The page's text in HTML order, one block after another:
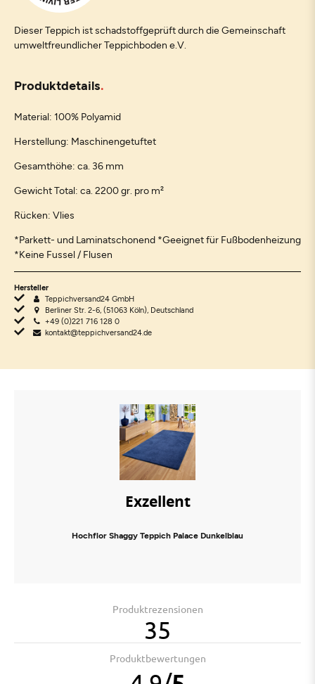
Dieser Teppich ist schadstoffgeprüft durch die Gemeinschaft
umweltfreundlicher Teppichboden e.V.
Produktdetails
Material: 100% Polyamid
Herstellung: Maschinengetuftet
Gesamthöhe: ca. 36 mm
Gewicht Total: ca. 2200 gr. pro m²
Rücken: Vlies
*Parkett- und Laminatschonend *Geeignet für Fußbodenheizung
*Keine Fussel / Flusen
Hersteller
Teppichversand24 GmbH
Berliner Str. 2-6, (51063 Köln), Deutschland
+49 (0)221 716 128 0
kontakt@teppichversand24.de
Exzellent
Hochflor Shaggy Teppich Palace Dunkelblau
Produktrezensionen
35
Produktbewertungen